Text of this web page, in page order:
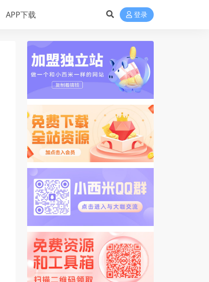
APP下载 登录